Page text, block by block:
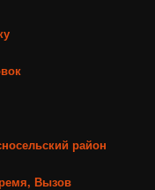
район
Вызов